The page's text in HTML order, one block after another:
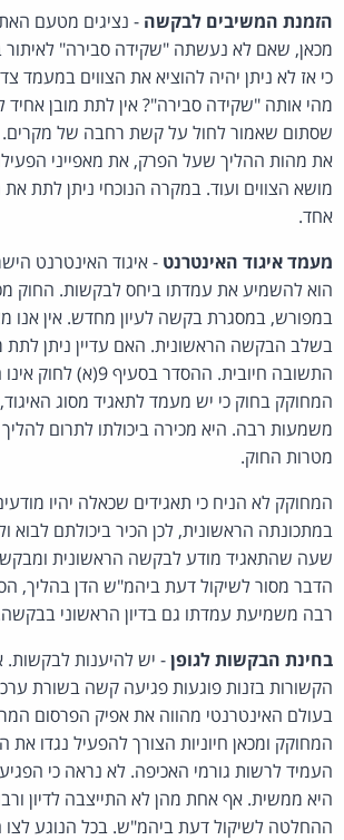
הזמנת המשיבים לבקשה - נציגים מטעם
מכאן, שאם לא נעשתה "שקידה סבירה" לאיתור
מהי אותה "שקידה סבירה"? אין לתת מובן אחיד
שסתום שאמור לחול על קשת רחבה של
את מהות ההליך שעל הפרק, את מאפייני
מושא הצווים ועוד. במקרה הנוכחי ניתן לתת
אחד.
מעמד איגוד האינטרנט - איגוד האינטרנט
הוא להשמיע את עמדתו ביחס לבקשות. החוק
במפורש, במסגרת בקשה לעיון מחדש. אין אנו
בשלב הבקשה הראשונית. האם עדיין ניתן לתת
התשובה חיובית. ההסדר
המחוקק בחוק כי יש מעמד לתאגיד מסוג
משמעות רבה. היא מכירה ביכולתו לתרום להליך
מטרות החוק.
המחוקק לא הניח כי תאגידים שכאלה יהיו
במתכונתה הראשונית, לכן הכיר ביכולתם לבוא
שעה שהתאגיד מודע לבקשה הראשונית ומבקש
הדבר מסור לשיקול דעת ביהמ"ש הדן בהליך,
רבה משמיעת עמדתו גם בדיון הראשוני
בחינת הבקשות לגופן- יש להיענות לבקשות.
הקשורות בזנות פוגעות פגיעה קשה בשורת
בעולם האינטרנטי מהווה את אפיק הפרסום
המחוקק ומכאן חיוניות הצורך להפעיל נגדו
העמיד לרשות גורמי האכיפה. לא נראה כי
היא ממשית. אף אחת מהן לא התייצבה לדיון
ההחלטה לשיקול דעת ביהמ"ש. בכל הנוגע